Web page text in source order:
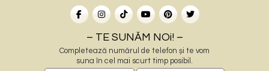
– TE SUNĂM NOi! –
Completează numărul de telefon și te vom
suna în cel mai scurt timp posibil.